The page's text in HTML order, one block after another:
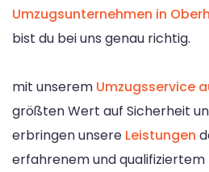
Umzugsunternehmen in
bist du bei uns genau richtig.
mit unserem Umzugsservice
größten Wert auf Sicherheit
erbringen unsere Leistungen
erfahrenem und qualifiziertem